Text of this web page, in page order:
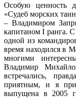
Особую ценность
«Судеб морских
– Владимиром
капитаном I ранга. С
одной из
время находился в
многими
Владимир
встречались,
приятным, и я
выпущена в 2005